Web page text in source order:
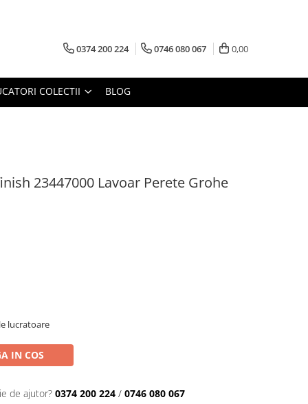
0374 200 224 0746 080 067 0,00
COLECTII BLOG
23447000 Lavoar Perete Grohe
lucratoare
IN COS
de ajutor? 0374 200 224 / 0746 080 067